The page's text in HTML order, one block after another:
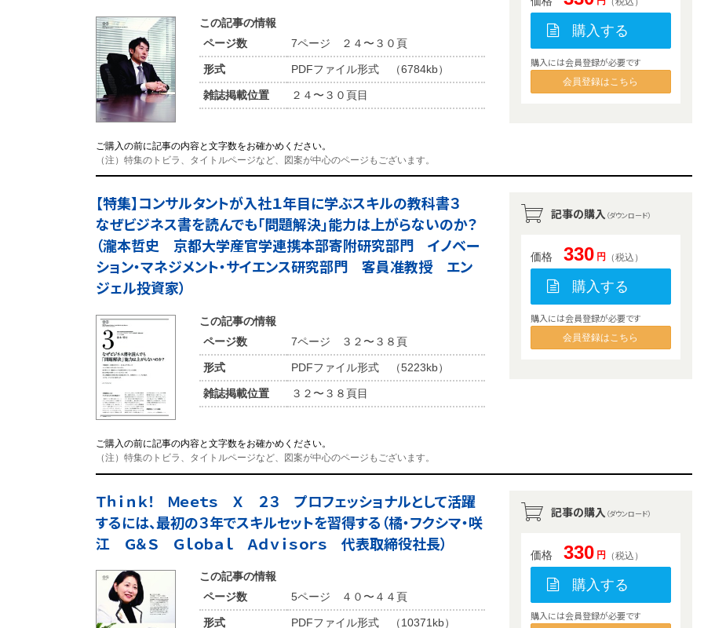
この記事の情報
ページ数
7ページ ２４〜３０頁
形式 PDFファイル形式 （6784kb）
雑誌掲載位置 ２４〜３０頁目
ご購入の前に記事の内容と文字数をお確かめください。
（注）特集のトビラ、タイトルページなど、図案が中心のページもございます。
購入する
購入には会員登録が必要です
会員登録はこちら
【特集】コンサルタントが入社１年目に学ぶスキルの教科書３
なぜビジネス書を読んでも「問題解決」能力は上がらないのか？
（瀧本哲史 京都大学産官学連携本部寄附研究部門 イノベー
ション・マネジメント・サイエンス研究部門 客員准教授 エン
ジェル投資家）
この記事の情報
ページ数
7ページ ３２〜３８頁
形式 PDFファイル形式 （5223kb）
雑誌掲載位置 ３２〜３８頁目
ご購入の前に記事の内容と文字数をお確かめください。
（注）特集のトビラ、タイトルページなど、図案が中心のページもございます。
記事の購入 （ダウンロード）
価格 330 円（税込）
購入する
購入には会員登録が必要です
会員登録はこちら
Ｔｈｉｎｋ！ Ｍｅｅｔｓ Ｘ ２３ プロフェッショナルとして活躍
するには、最初の３年でスキルセットを習得する（橘・フクシマ・咲
江 Ｇ＆Ｓ Ｇｌｏｂａｌ Ａｄｖｉｓｏｒｓ 代表取締役社長）
この記事の情報
ページ数
5ページ ４０〜４４頁
形式 PDFファイル形式 （10371kb）
記事の購入 （ダウンロード）
価格 330 円（税込）
購入する
購入には会員登録が必要です